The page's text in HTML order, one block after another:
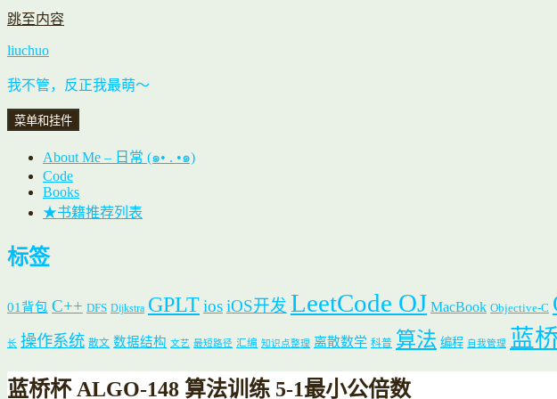
跳至内容
liuchuo
我不管，反正我最萌～
菜单和挂件
About Me – 日常 (๑• . •๑)
Code
Books
★书籍推荐列表
标签
01背包 C++ DFS Dijkstra GPLTiosiOS开发 LeetCode OJ MacBook Objective-C
长 操作系统 散文 数据结构 文艺 最短路径 汇编 知识点整理 离散数学 科普 算法 编程 自我管理 蓝
蓝桥杯 ALGO-148 算法训练 5-1最小公倍数